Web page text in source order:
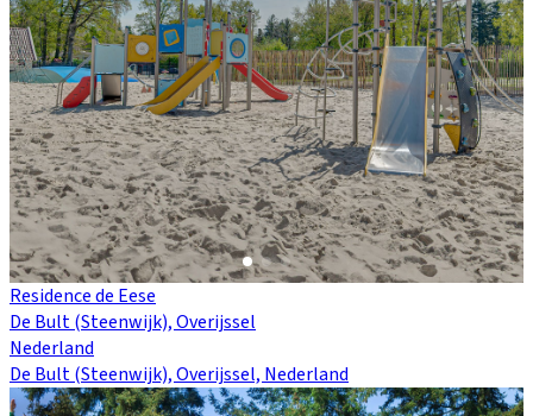
Residence de Eese
De Bult (Steenwijk), Overijssel
Nederland
De Bult (Steenwijk), Overijssel, Nederland